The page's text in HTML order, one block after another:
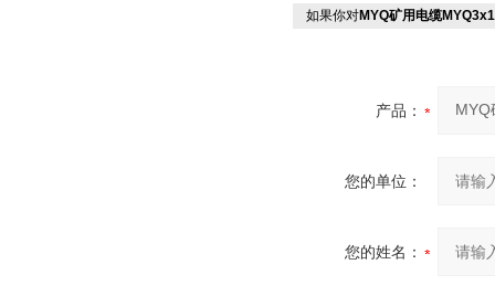
如果你对MYQ矿用电缆
产品：
您的单位：
您的姓名：